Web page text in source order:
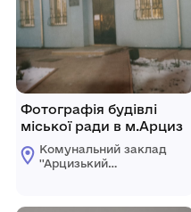
Фотографія будівлі
міської ради в м.Арциз
Комунальний заклад
''Арцизький
Арцизької міської